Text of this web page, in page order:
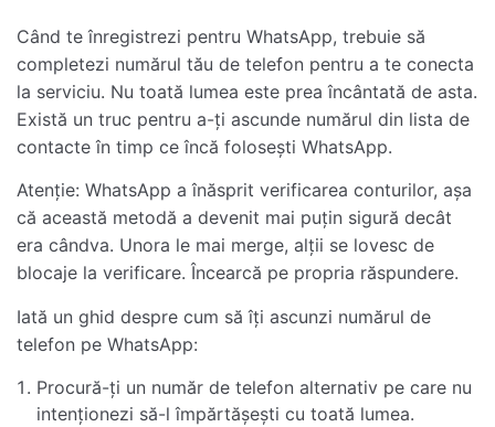
Când te înregistrezi pentru WhatsApp, trebuie să
completezi numărul tău de telefon pentru a te conecta
la serviciu. Nu toată lumea este prea încântată de asta.
Există un truc pentru a-ți ascunde numărul din lista de
contacte în timp ce încă folosești WhatsApp.
Atenție: WhatsApp a înăsprit verificarea conturilor, așa
că această metodă a devenit mai puțin sigură decât
era cândva. Unora le mai merge, alții se lovesc de
blocaje la verificare. Încearcă pe propria răspundere.
Iată un ghid despre cum să îți ascunzi numărul de
telefon pe WhatsApp:
Procură-ți un număr de telefon alternativ pe care nu
intenționezi să-l împărtășești cu toată lumea.